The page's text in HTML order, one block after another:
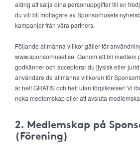
aldrig att sälja dina personuppgifter till en
du vill bli mottagare av Sponsorhusets
kampanjer från våra partners.
Följande allmänna villkor gäller för
www.sponsorhuset.se. Genom att bli medlem
godkänner och accepterar du [fysisk eller
användare de allmänna villkoren för
är helt GRATIS och helt utan förpliktelser! Vi
neka medlemskap eller att avsluta
2. Medlemskap på
(Förening)